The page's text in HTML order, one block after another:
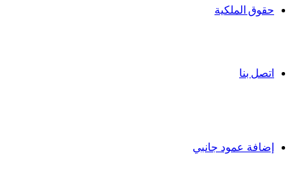
حقوق الملكية
اتصل بنا
إضافة عمود جانبي